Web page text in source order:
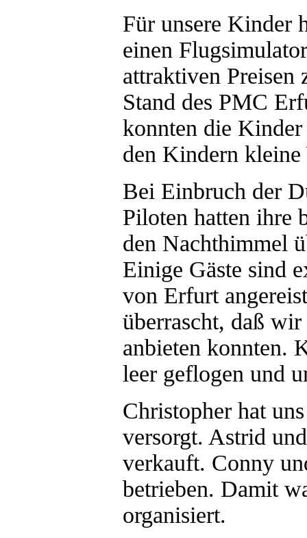
Für unsere Kinder
einen
attraktiven Preisen
Stand des PMC
konnten die
den Kindern
Bei Einbruch der
Piloten hatten ihre
den Nachthimmel
Einige Gäste sind
von Erfurt
überrascht, daß
anbieten konnten.
leer geflogen und
Christopher hat
versorgt. Astrid
verkauft. Conny
betrieben. Damit
organisiert.